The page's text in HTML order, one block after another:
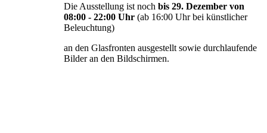
Die Ausstellung ist noch bis 29. Dezember von
08:00 - 22:00 Uhr (ab 16:00 Uhr bei künstlicher
Beleuchtung)
an den Glasfronten ausgestellt sowie durchlaufende
Bilder an den Bildschirmen.